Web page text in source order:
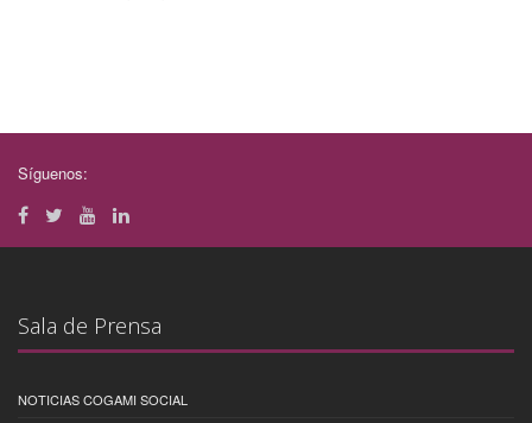
Síguenos:
Sala de Prensa
NOTICIAS COGAMI SOCIAL